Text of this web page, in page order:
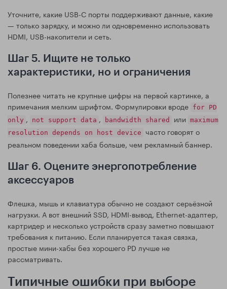
Уточните, какие USB-C порты поддерживают данные, какие
— только зарядку, и можно ли одновременно использовать
HDMI, USB-накопители и сеть.
Шаг 5. Ищите не только
характеристики, но и ограничения
Полезнее читать не крупные цифры на первой картинке, а
примечания мелким шрифтом. Формулировки вроде for PD
only , not support data , bandwidth shared или maximum
resolution depends on host device
часто говорят о
реальном поведении хаба больше, чем рекламный баннер.
Шаг 6. Оцените энергопотребление
аксессуаров
Флешка, мышь и клавиатура обычно не создают серьёзной
нагрузки. А вот внешний SSD, HDMI-вывод, Ethernet-адаптер,
картридер и несколько устройств сразу заметно повышают
требования к питанию. Если планируется такая связка,
простые мини-хабы без хорошего PD лучше не
рассматривать.
Типичные ошибки при выборе